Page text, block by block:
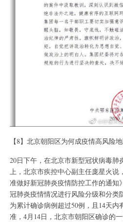
【8】北京朝阳区为何成疫情高风险
20日下午，在北京市新型冠状病毒肺
上，北京市疾控中心副主任庞星火
准做好新冠肺炎疫情防控工作的通知
冠肺炎疫情情况进行风险分级和分类
为累计确诊病例超过50例，且14天
准，4月14日，北京市朝阳区确诊的